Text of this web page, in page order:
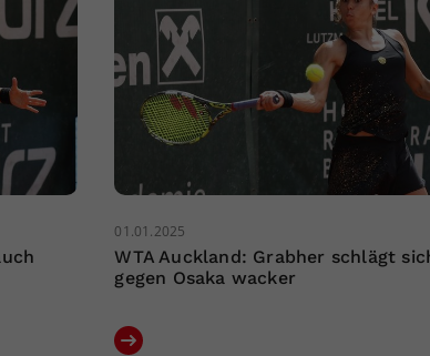
01.01.2025
WTA Auckland: Grabher schlägt
gegen Osaka wacker